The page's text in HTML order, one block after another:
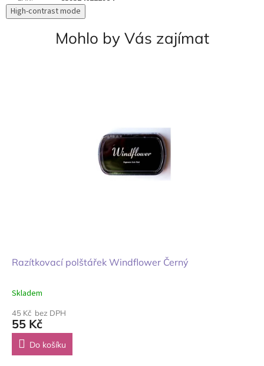
High-contrast mode
Mohlo by Vás zajímat
Razítkovací polštářek Windflower Černý
Skladem
45 Kč bez DPH
55 Kč
Do košíku